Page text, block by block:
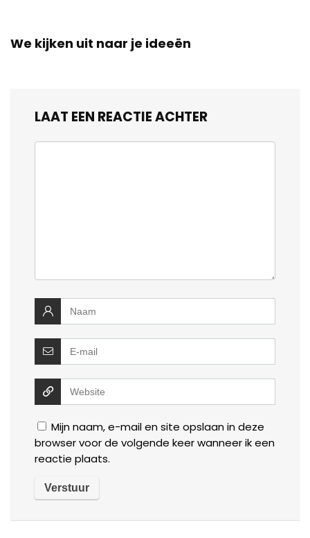
We kijken uit naar je ideeën
LAAT EEN REACTIE ACHTER
Mijn naam, e-mail en site opslaan in deze
browser voor de volgende keer wanneer ik een
reactie plaats.